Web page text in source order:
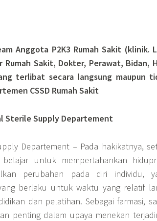
Anggota P2K3 Rumah Sakit (klinik.
Rumah Sakit, Dokter, Perawat, Bidan,
terlibat secara langsung maupun
CSSD Rumah Sakit
Sterile Supply Departement
Departement – Pada hakikatnya,
untuk mempertahankan
perubahan pada diri individu,
berlaku untuk waktu yang relatif
dan pelatihan. Sebagai farmasi,
penting dalam upaya menekan